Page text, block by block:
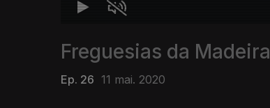
Freguesias da Madeira
Ep. 26 11 mai. 2020